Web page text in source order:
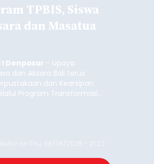
TPBIS, Siswa
dan Masatua
Denpasar – Upaya
dan Aksara Bali terus
dan Kearsipan
Program Transformasi
63 siswa kelas IV dan V SD
mendapat pelatihan
serta Masatua atau